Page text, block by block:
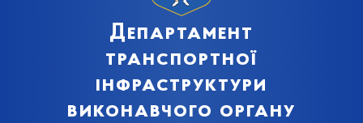
Департамент
транспортної
інфраструктури
виконавчого органу